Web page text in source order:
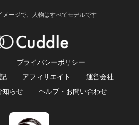
メージで、人物はすべてモデルです
プライバシーポリシー
アフィリエイト
運営会社
知らせ ヘルプ・お問い合わせ